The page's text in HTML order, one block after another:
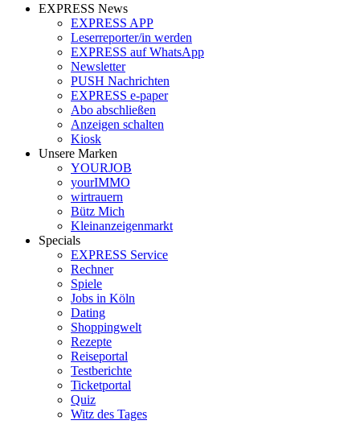
EXPRESS News
EXPRESS APP
Leserreporter/in werden
EXPRESS auf WhatsApp
Newsletter
PUSH Nachrichten
EXPRESS e-paper
Abo abschließen
Anzeigen schalten
Kiosk
Unsere Marken
YOURJOB
yourIMMO
wirtrauern
Bütz Mich
Kleinanzeigenmarkt
Specials
EXPRESS Service
Rechner
Spiele
Jobs in Köln
Dating
Shoppingwelt
Rezepte
Reiseportal
Testberichte
Ticketportal
Quiz
Witz des Tages